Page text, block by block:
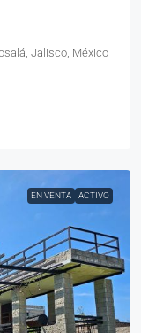
Jalisco, México
EN VENTA ACTIVO